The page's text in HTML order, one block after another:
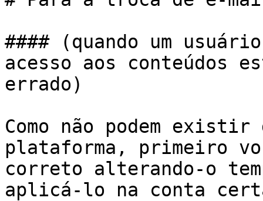
#### (quando um
acesso aos conteúdos
errado)
Como não podem
plataforma, primeiro
correto alterando-o
aplicá-lo na conta